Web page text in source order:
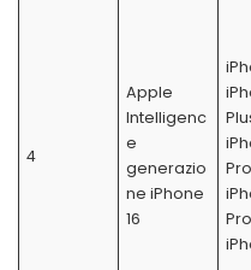
4
Apple
Intelligenc
e
generazio
ne iPhone
16